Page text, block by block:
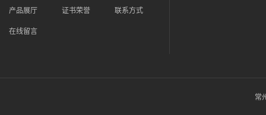
产品展厅 证书荣誉 联系方式
在线留言
常